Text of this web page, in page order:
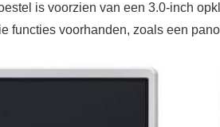
is voorzien van een 3.0-inch
functies voorhanden, zoals een